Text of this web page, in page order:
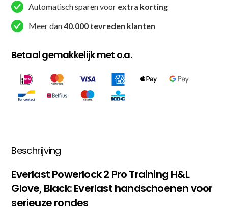
Automatisch sparen voor extra korting
Meer dan40.000 tevreden klanten
Betaal gemakkelijk met o.a.
Beschrijving
Everlast Powerlock 2 Pro Training H&L
Glove, Black: Everlast handschoenen voor
serieuze rondes